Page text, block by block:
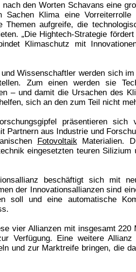
den Worten Schavans eine
Sachen Klima eine
Themen aufgreife, die
„Die Hightech-Strategie
Klimaschutz mit
Wissenschaftler werden sich
Zum einen werden sie
– und damit die Ursachen des
sich an den zum Teil nicht
präsentieren
Partnern aus Industrie und
FotovoltaikMaterialien.
eingesetzten teuren
beschäftigt sich mit
der Innovationsallianzen sind
soll und eine automatische
vier Allianzen mit insgesamt
Verfügung. Eine weitere
und zur Marktreife bringen, die